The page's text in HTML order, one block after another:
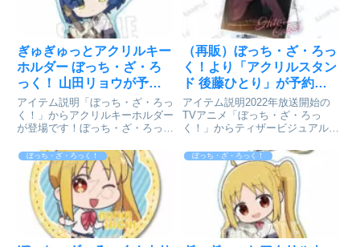
ぎゅぎゅっとアクリルキー
ホルダー ぼっち・ざ・ろ
っく！ 山田リョウが予約
受付開始
アイテム説明「ぼっち・ざ・ろっ
く！」からアクリルキーホルダー
が登場です！ぼっち・ざ・ろっ
ホルダー/山田 リョウ©はまじあ
き／芳文社・アニプレックス
colleizeで探す
（再販）ぼっち・ざ・ろっ
く！より「アクリルスタン
ド 後藤ひとり」が予約受
付開始
アイテム説明2022年放送開始の
TVアニメ「ぼっち・ざ・ろっ
く！」からティザービジュアルを
ンドが登場です！ぼっち・ざ・ろ
っく!_アクリルスタンド 後藤ひ
とり©はまじあき／芳文社・アニ
プレックスcolleizeで...
ぼっち・ざ・ろっく！ ぼっち・ざ・ろっく！